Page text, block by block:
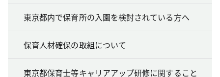
東京都内で保育所の入園を検討されている方へ
保育人材確保の取組について
東京都保育士等キャリアアップ研修に関すること